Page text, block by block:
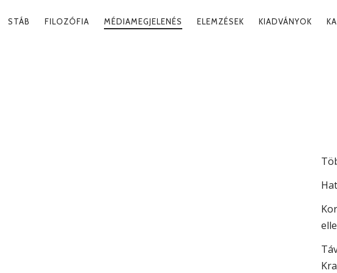
STÁB FILOZÓFIA MÉDIAMEGJELENÉS ELEMZÉSEK KIADVÁNYOK